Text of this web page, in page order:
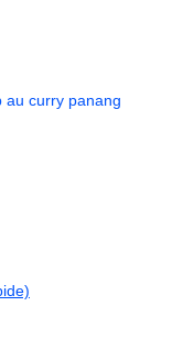
au curry panang